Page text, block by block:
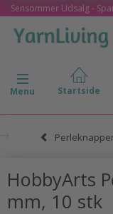
Sensommer Udsalg -
Skifte navigation
Menu
HobbyArts
mm, 10 stk